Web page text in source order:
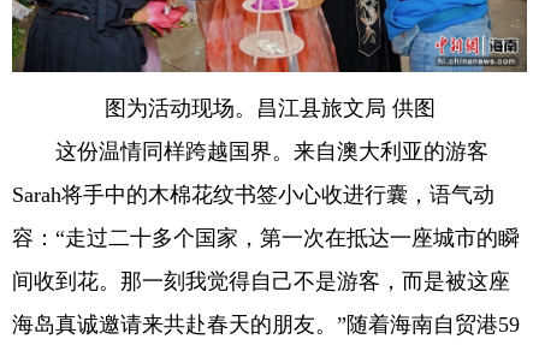
图为活动现场。昌江县旅文局 供图
这份温情同样跨越国界。来自澳大利亚的游客
Sarah将手中的木棉花纹书签小心收进行囊，语气动
容：“走过二十多个国家，第一次在抵达一座城市的瞬
间收到花。那一刻我觉得自己不是游客，而是被这座
海岛真诚邀请来共赴春天的朋友。”随着海南自贸港59